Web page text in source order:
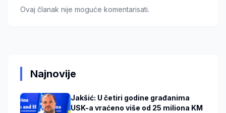
Ovaj članak nije moguće komentarisati.
Najnovije
Jakšić: U četiri godine građanima
USK-a vraćeno više od 25 miliona KM